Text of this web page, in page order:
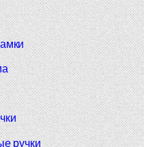
ручки